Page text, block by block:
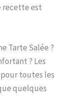
recette est
Tarte Salée ?
? Les
toutes les
quelques